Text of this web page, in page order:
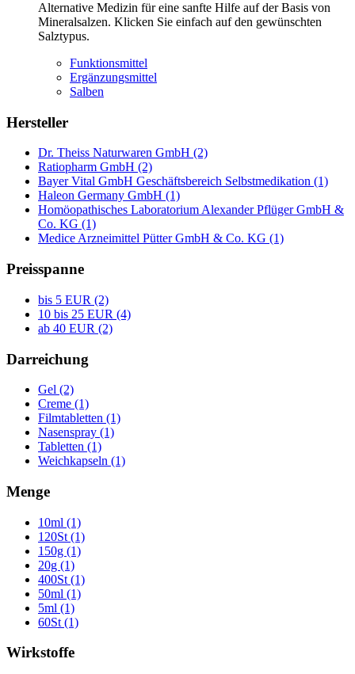
Alternative Medizin für eine sanfte Hilfe auf der Basis von
Mineralsalzen. Klicken Sie einfach auf den gewünschten
Salztypus.
Funktionsmittel
Ergänzungsmittel
Salben
Hersteller
Dr. Theiss Naturwaren GmbH (2)
Ratiopharm GmbH (2)
Bayer Vital GmbH Geschäftsbereich Selbstmedikation (1)
Haleon Germany GmbH (1)
Homöopathisches Laboratorium Alexander Pflüger GmbH &
Co. KG (1)
Medice Arzneimittel Pütter GmbH & Co. KG (1)
Preisspanne
bis 5 EUR (2)
10 bis 25 EUR (4)
ab 40 EUR (2)
Darreichung
Gel (2)
Creme (1)
Filmtabletten (1)
Nasenspray (1)
Tabletten (1)
Weichkapseln (1)
Menge
10ml (1)
120St (1)
150g (1)
20g (1)
400St (1)
50ml (1)
5ml (1)
60St (1)
Wirkstoffe